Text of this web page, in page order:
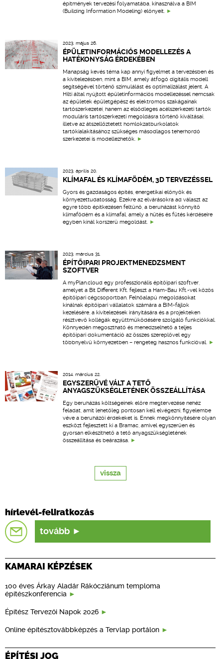
építmények tervezési folyamatába, kihasználva a BIM
(Building Information Modeling) előnyeit.
2023. május 26.
ÉPÜLETINFORMÁCIÓS MODELLEZÉS A
HATÉKONYSÁG ÉRDEKÉBEN
Manapság kevés téma kap annyi figyelmet a tervezésben és
a kivitelezésben, mint a BIM, amely átfogó digitális modell
segítségével történő szimulálást és optimalizálást jelent. A
Hilti által nyújtott épületinformációs modellezéssel nemcsak
az épületek épületgépész és elektromos szakágainak
tartószerkezetei, hanem az elsődleges acélszerkezeti tartók
moduláris tartószerkezeti megoldásra történő kiváltásai,
illetve az átszellőztetett homlokzatburkolatok
tartókialakításához szükséges másodlagos teherhordó
szerkezetei is modellezhetők.
2023. április 20.
KLÍMAFAL ÉS KLÍMAFÖDÉM, 3D TERVEZÉSSEL
Gyors és gazdaságos építés, energetikai előnyök és
környezettudatosság. Ezekre az elvárásokra ad választ az
egyre több építkezésen feltűnő, a beruházást könnyítő
klímafödém és a klímafal, amely a hűtés és fűtés kérdéseire
egyben kínál korszerű megoldást.
2023. március 31.
ÉPÍTŐIPARI PROJEKTMENEDZSMENT
SZOFTVER
A myPlan.cloud egy professzionális építőipari szoftver,
amelyet a Bit Different Kft. fejleszt a Ham-Bau Kft.-vel közös
építőipari cégcsoportban. Felhőalapú megoldásokat
kínálnak építőipari vállalatok számára a BIM-fájlok
kezelésére, a kivitelezések irányítására és a projekteken
résztvevő kollégák együttműködésére szolgáló funkciókkal.
Könnyedén megosztható és menedzselhető a teljes
építőipari dokumentáció az összes szereplővel egy
többnyelvű környezetben – rengeteg hasznos funkcióval.
2014. március 22.
EGYSZERŰVÉ VÁLT A TETŐ
ANYAGSZÜKSÉGLETÉNEK ÖSSZEÁLLÍTÁSA
Egy beruházás költségeinek előre megtervezése nehéz
feladat, amit lehetőleg pontosan kell elvégezni, figyelembe
véve a beruházói érdekeket is. Ennek megkönnyítésére olyan
eszközt fejlesztett ki a Bramac, amivel egyszerűen és
gyorsan elkészíthető a tető anyagszükségletének
összeállítása és beárazása.
vissza
hírlevél-feliratkozás
tovább
KAMARAI KÉPZÉSEK
100 éves Árkay Aladár Rákócziánum temploma
építészkonferencia
Építész Tervezői Napok 2026
Online építésztovábbképzés a Tervlap portálon
ÉPÍTÉSI JOG